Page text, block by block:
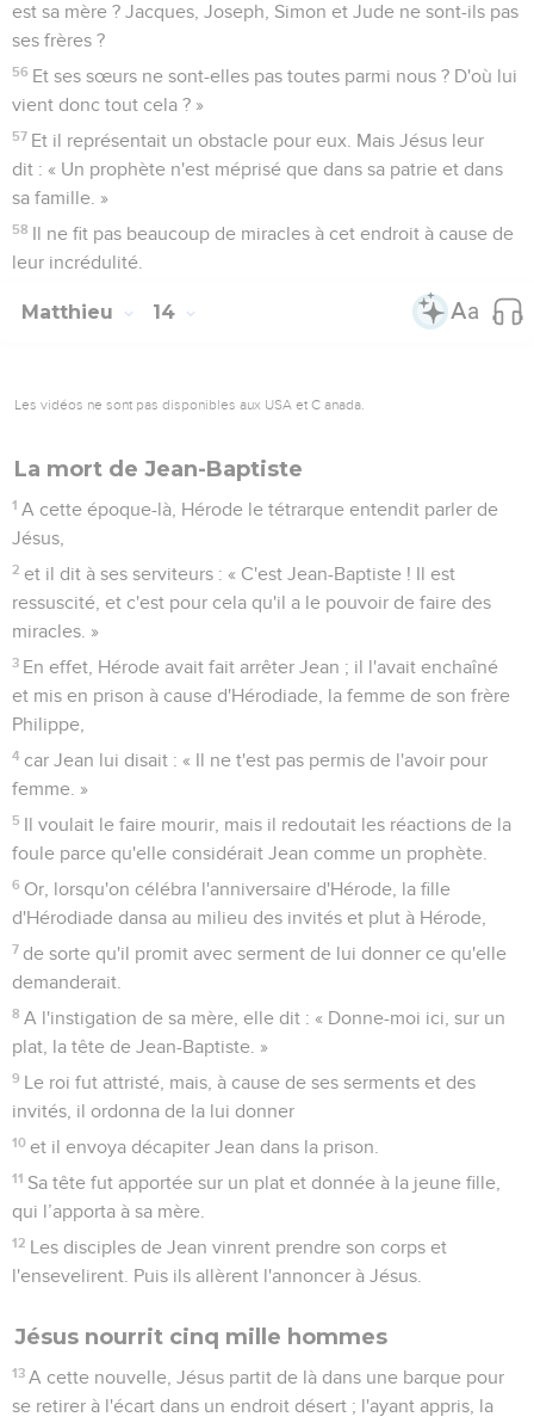
est sa mère ? Jacques, Joseph, Simon et Jude ne sont-ils pas
ses frères ?
56 Et ses sœurs ne sont-elles pas toutes parmi nous ? D'où lui
vient donc tout cela ? »
57 Et il représentait un obstacle pour eux. Mais Jésus leur
dit : « Un prophète n'est méprisé que dans sa patrie et dans
sa famille. »
58 Il ne fit pas beaucoup de miracles à cet endroit à cause de
leur incrédulité.
Matthieu 14
Les vidéos ne sont pas disponibles aux USA et C anada.
La mort de Jean-Baptiste
1 A cette époque-là, Hérode le tétrarque entendit parler de
Jésus,
2 et il dit à ses serviteurs : « C'est Jean-Baptiste ! Il est
ressuscité, et c'est pour cela qu'il a le pouvoir de faire des
miracles. »
3 En effet, Hérode avait fait arrêter Jean ; il l'avait enchaîné
et mis en prison à cause d'Hérodiade, la femme de son frère
Philippe,
4 car Jean lui disait : « Il ne t'est pas permis de l'avoir pour
femme. »
5 Il voulait le faire mourir, mais il redoutait les réactions de la
foule parce qu'elle considérait Jean comme un prophète.
6 Or, lorsqu'on célébra l'anniversaire d'Hérode, la fille
d'Hérodiade dansa au milieu des invités et plut à Hérode,
7 de sorte qu'il promit avec serment de lui donner ce qu'elle
demanderait.
8 A l'instigation de sa mère, elle dit : « Donne-moi ici, sur un
plat, la tête de Jean-Baptiste. »
9 Le roi fut attristé, mais, à cause de ses serments et des
invités, il ordonna de la lui donner
10 et il envoya décapiter Jean dans la prison.
11 Sa tête fut apportée sur un plat et donnée à la jeune fille,
qui l’apporta à sa mère.
12 Les disciples de Jean vinrent prendre son corps et
l'ensevelirent. Puis ils allèrent l'annoncer à Jésus.
Jésus nourrit cinq mille hommes
13 A cette nouvelle, Jésus partit de là dans une barque pour
se retirer à l'écart dans un endroit désert ; l'ayant appris, la